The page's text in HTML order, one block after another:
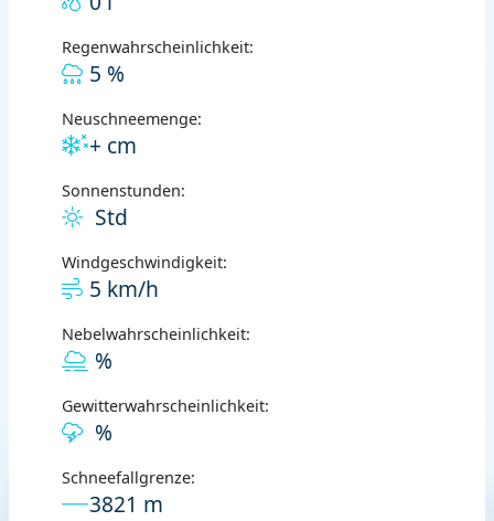
Regenwahrscheinlichkeit:
5 %
Neuschneemenge:
+ cm
Sonnenstunden:
Std
Windgeschwindigkeit:
5 km/h
Nebelwahrscheinlichkeit:
%
Gewitterwahrscheinlichkeit:
%
Schneefallgrenze:
3821 m